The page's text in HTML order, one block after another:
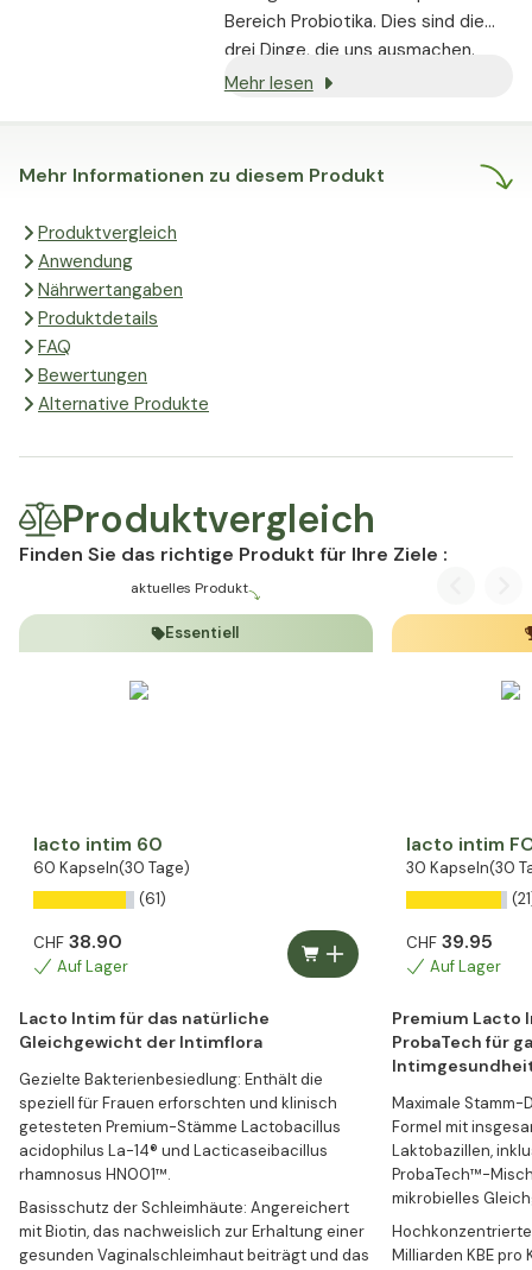
Mehr Informationen zu diesem Produkt
Produktvergleich
Anwendung
Nährwertangaben
Produktdetails
FAQ
Bewertungen
Alternative Produkte
Produktvergleich
Finden Sie das richtige Produkt für Ihre Ziele :
aktuelles Produkt
Essentiell
lacto intim 60
60 Kapseln(30 Tage)
(61)
CHF 38.90
Auf Lager
lacto intim
30 Kapseln(30
CHF39.95
Auf Lager
Lacto Intim für das natürliche
Gleichgewicht der Intimflora
Gezielte Bakterienbesiedlung: Enthält die
speziell für Frauen erforschten und klinisch
getesteten Premium-Stämme Lactobacillus
acidophilus La-14® und Lacticaseibacillus
rhamnosus HN001™.
Basisschutz der Schleimhäute: Angereichert
mit Biotin, das nachweislich zur Erhaltung einer
gesunden Vaginalschleimhaut beiträgt und das
Premium Lacto
ProbaTech für
Maximale Stamm-
Formel mit
Laktobazillen,
ProbaTech™-
mikrobielles
Milliarden KBE pro
Bereich Probiotika. Dies sind die
drei Dinge, die uns ausmachen.
Gegründet wurde die AixSwiss B.V.
Mehr lesen